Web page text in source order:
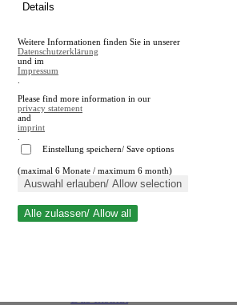
en
A
A
Suche schließen
Details
Weitere Informationen finden Sie in unserer
Datenschutzerklärung
und im
Impressum
Please find more information in our
privacy statement
and
imprint
Einstellung speichern/ Save options
(maximal 6 Monate / maximum 6 month)
Auswahl erlauben/ Allow selection
Alle zulassen/ Allow all